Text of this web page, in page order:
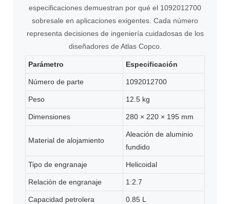
especificaciones demuestran por qué el 1092012700
sobresale en aplicaciones exigentes. Cada número
representa decisiones de ingeniería cuidadosas de los
diseñadores de Atlas Copco.
Parámetro Especificación
Número de parte 1092012700
Peso 12.5 kg
Dimensiones 280 × 220 × 195 mm
Material de alojamiento
Aleación de aluminio
fundido
Tipo de engranaje Helicoidal
Relación de engranaje 1:2.7
Capacidad petrolera 0.85 L